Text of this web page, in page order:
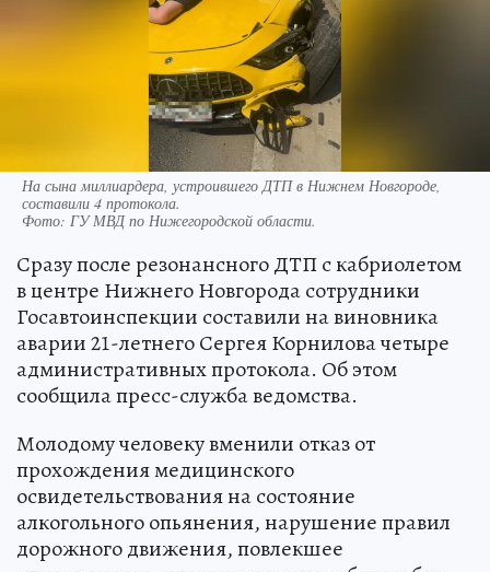
На сына миллиардера, устроившего ДТП в Нижнем Новгороде,
составили 4 протокола.
Фото: ГУ МВД по Нижегородской области.
Сразу после резонансного ДТП с кабриолетом
в центре Нижнего Новгорода сотрудники
Госавтоинспекции составили на виновника
аварии 21-летнего Сергея Корнилова четыре
административных протокола. Об этом
сообщила пресс-служба ведомства.
Молодому человеку вменили отказ от
прохождения медицинского
освидетельствования на состояние
алкогольного опьянения, нарушение правил
дорожного движения, повлекшее